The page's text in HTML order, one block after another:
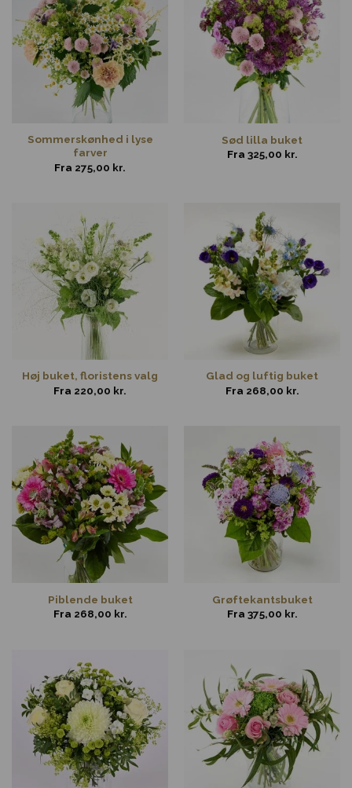
Sommerskønhed i lyse
farver
Fra 275,00 kr.
Sød lilla buket
Fra 325,00 kr.
Høj buket, floristens valg
Fra 220,00 kr.
Glad og luftig buket
Fra 268,00 kr.
Piblende buket
Fra 268,00 kr.
Grøftekantsbuket
Fra 375,00 kr.